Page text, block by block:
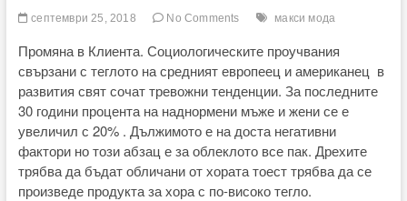
септември 25, 2018 No Comments макси мода
Промяна в Клиента. Социологическите проучвания
свързани с теглото на средният европеец и американец в
развития свят сочат тревожни тенденции. За последните
30 години процента на наднормени мъже и жени се е
увеличил с 20% . Дължимото е на доста негативни
фактори но този абзац е за облеклото все пак. Дрехите
трябва да бъдат обличани от хората тоест трябва да се
произведе продукта за хора с по-високо тегло.